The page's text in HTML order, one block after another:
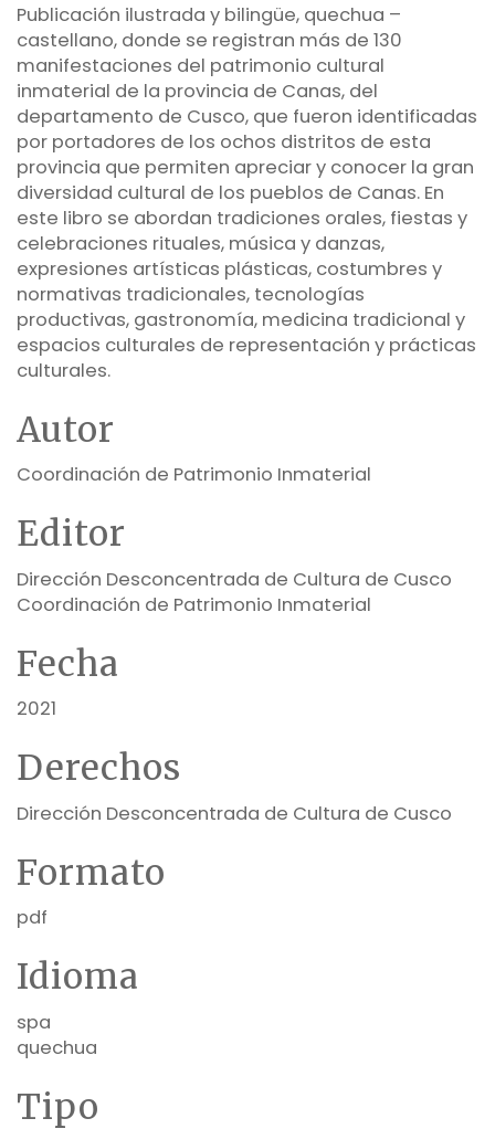
Publicación ilustrada y bilingüe, quechua –
castellano, donde se registran más de 130
manifestaciones del patrimonio cultural
inmaterial de la provincia de Canas, del
departamento de Cusco, que fueron identificadas
por portadores de los ochos distritos de esta
provincia que permiten apreciar y conocer la gran
diversidad cultural de los pueblos de Canas. En
este libro se abordan tradiciones orales, fiestas y
celebraciones rituales, música y danzas,
expresiones artísticas plásticas, costumbres y
normativas tradicionales, tecnologías
productivas, gastronomía, medicina tradicional y
espacios culturales de representación y prácticas
culturales.
Autor
Coordinación de Patrimonio Inmaterial
Editor
Dirección Desconcentrada de Cultura de Cusco
Coordinación de Patrimonio Inmaterial
Fecha
2021
Derechos
Dirección Desconcentrada de Cultura de Cusco
Formato
pdf
Idioma
spa
quechua
Tipo